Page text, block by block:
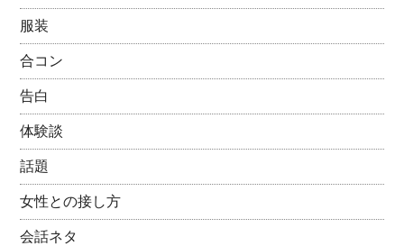
服装
合コン
告白
体験談
話題
女性との接し方
会話ネタ